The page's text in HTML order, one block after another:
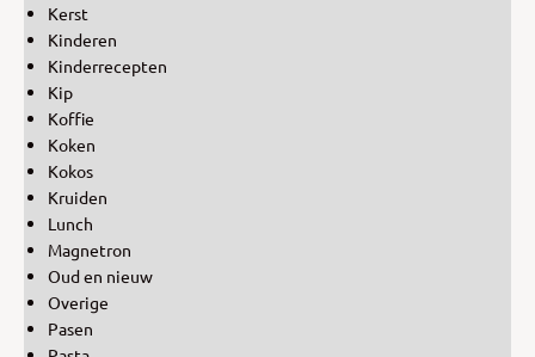
Kerst
Kinderen
Kinderrecepten
Kip
Koffie
Koken
Kokos
Kruiden
Lunch
Magnetron
Oud en nieuw
Overige
Pasen